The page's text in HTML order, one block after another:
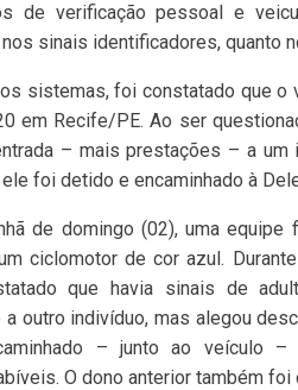
de verificação pessoal e
sinais identificadores, quanto
sistemas, foi constatado que
em Recife/PE. Ao ser
– mais prestações – a um
foi detido e encaminhado à
de domingo (02), uma
ciclomotor de cor azul.
que havia sinais de
outro indivíduo, mas alegou
– junto ao veículo –
O dono anterior também foi